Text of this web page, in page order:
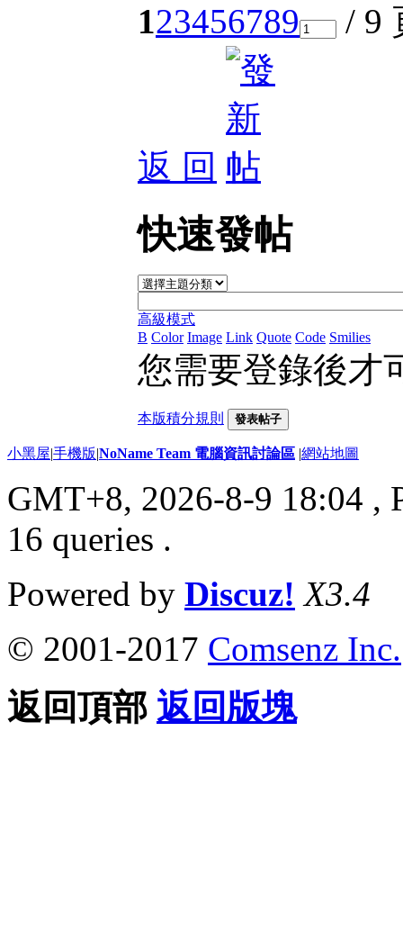
123456789 / 9
返 回
快速發帖
高級模式
B Color Image Link Quote Code Smilies
您需要登錄後才
本版積分規則 發表帖子
小黑屋|手機版|NoName Team 電腦資訊討論區 |網站地圖
GMT+8, 2026-8-9 18:04 ,
16 queries .
Powered by Discuz! X3.4
© 2001-2017 Comsenz Inc.
返回頂部 返回版塊